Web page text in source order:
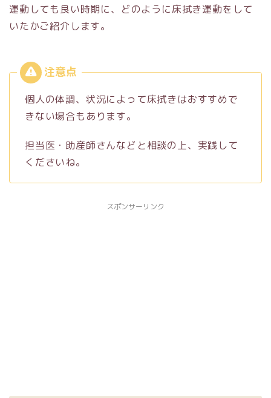
運動しても良い時期に、どのように床拭き運動をして
いたかご紹介します。
個人の体調、状況によって床拭きはおすすめで
きない場合もあります。
担当医・助産師さんなどと相談の上、実践して
くださいね。
スポンサーリンク